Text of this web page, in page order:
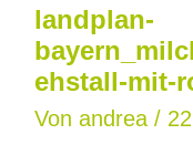
landplan-
ehstall-mit-
Von andrea /